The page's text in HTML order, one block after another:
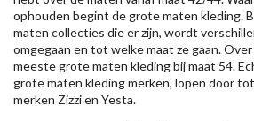
ophouden begint de grote maten kleding.
maten collecties die er zijn, wordt
omgegaan en tot welke maat ze gaan.
meeste grote maten kleding bij maat 54.
grote maten kleding merken, lopen door
merken Zizzien Yesta.